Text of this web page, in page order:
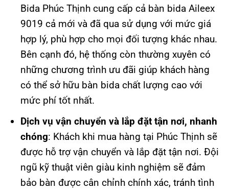
Bida Phúc Thịnh cung cấp cả bàn bida Aileex
9019 cả mới và đã qua sử dụng với mức giá
hợp lý, phù hợp cho mọi đối tượng khác nhau.
Bên cạnh đó, hệ thống còn thường xuyên có
những chương trình ưu đãi giúp khách hàng
có thể sở hữu bàn bida chất lượng cao với
mức phí tốt nhất.
Dịch vụ vận chuyển và lắp đặt tận nơi, nhanh
chóng: Khách khi mua hàng tại Phúc Thịnh sẽ
được hỗ trợ vận chuyển và lắp đặt tận nơi. Đội
ngũ kỹ thuật viên giàu kinh nghiệm sẽ đảm
bảo bàn được cân chỉnh chính xác, tránh tình